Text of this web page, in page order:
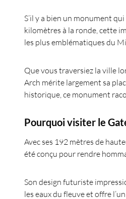
S’il y a bien un monument
kilomètres à la ronde, cette
les plus emblématiques du
Que vous traversiez la ville
Arch mérite largement sa
historique, ce monument
Pourquoi visiter le
Avec ses 192 mètres de
été conçu pour rendre
Son design futuriste
les eaux du fleuve et offre